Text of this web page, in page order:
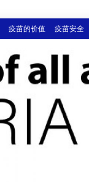
疫苗的价值 疫苗安全